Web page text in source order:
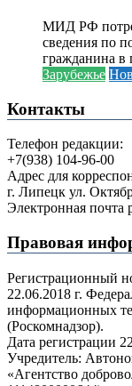
МИД РФ
сведения по
гражданина в
Зарубежье
Контакты
Телефон редакции:
+7(938) 104-96-00
Адрес для
г. Липецк ул.
Электронная почта
Правовая
Регистрационный
22.06.2018 г.
информационных
(Роскомнадзор).
Дата регистрации
Учредитель:
«Агентство